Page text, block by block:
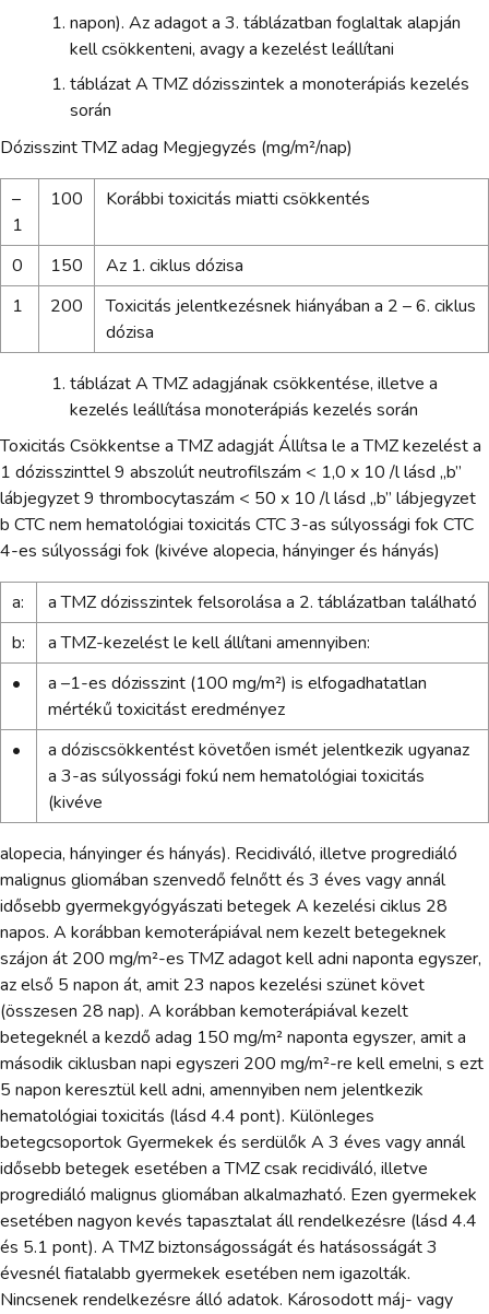
napon). Az adagot a 3. táblázatban foglaltak alapján
kell csökkenteni, avagy a kezelést leállítani
táblázat A TMZ dózisszintek a monoterápiás kezelés
során
Dózisszint TMZ adag Megjegyzés (mg/m²/nap)
–
1
100 Korábbi toxicitás miatti csökkentés
0 150
Az 1. ciklus dózisa
1
200
Toxicitás jelentkezésnek hiányában a 2 – 6. ciklus
dózisa
táblázat A TMZ adagjának csökkentése, illetve a
kezelés leállítása monoterápiás kezelés során
Toxicitás Csökkentse a TMZ adagját Állítsa le a TMZ kezelést a
1 dózisszinttel 9 abszolút neutrofilszám < 1,0 x 10 /l lásd „b”
lábjegyzet 9 thrombocytaszám < 50 x 10 /l lásd „b” lábjegyzet
b CTC nem hematológiai toxicitás CTC 3-as súlyossági fok CTC
4-es súlyossági fok (kivéve alopecia, hányinger és hányás)
a:
a TMZ dózisszintek felsorolása a 2. táblázatban található
b:
a TMZ-kezelést le kell állítani amennyiben:
•
a –1-es dózisszint (100 mg/m²) is elfogadhatatlan
mértékű toxicitást eredményez
•
a dóziscsökkentést követően ismét jelentkezik ugyanaz
a 3-as súlyossági fokú nem hematológiai toxicitás
(kivéve
alopecia, hányinger és hányás). Recidiváló, illetve progrediáló
malignus gliomában szenvedő felnőtt és 3 éves vagy annál
idősebb gyermekgyógyászati betegek A kezelési ciklus 28
napos. A korábban kemoterápiával nem kezelt betegeknek
szájon át 200 mg/m²-es TMZ adagot kell adni naponta egyszer,
az első 5 napon át, amit 23 napos kezelési szünet követ
(összesen 28 nap). A korábban kemoterápiával kezelt
betegeknél a kezdő adag 150 mg/m² naponta egyszer, amit a
második ciklusban napi egyszeri 200 mg/m²-re kell emelni, s ezt
5 napon keresztül kell adni, amennyiben nem jelentkezik
hematológiai toxicitás (lásd 4.4 pont). Különleges
betegcsoportok Gyermekek és serdülők A 3 éves vagy annál
idősebb betegek esetében a TMZ csak recidiváló, illetve
progrediáló malignus gliomában alkalmazható. Ezen gyermekek
esetében nagyon kevés tapasztalat áll rendelkezésre (lásd 4.4
és 5.1 pont). A TMZ biztonságosságát és hatásosságát 3
évesnél fiatalabb gyermekek esetében nem igazolták.
Nincsenek rendelkezésre álló adatok. Károsodott máj- vagy